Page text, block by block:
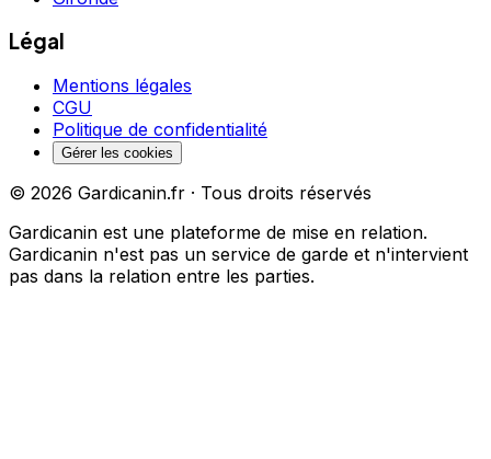
Légal
Mentions légales
CGU
Politique de confidentialité
Gérer les cookies
© 2026 Gardicanin.fr · Tous droits réservés
Gardicanin est une plateforme de mise en relation.
Gardicanin n'est pas un service de garde et n'intervient
pas dans la relation entre les parties.